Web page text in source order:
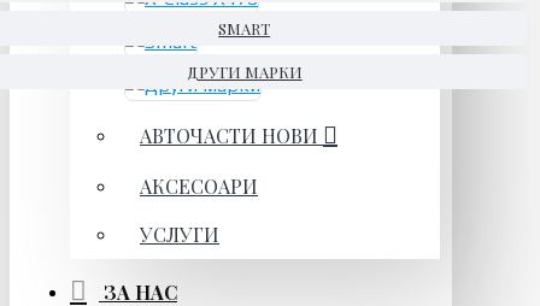
SMART
ДРУГИ МАРКИ
АВТОЧАСТИ НОВИ
АКСЕСОАРИ
УСЛУГИ
ЗА НАС